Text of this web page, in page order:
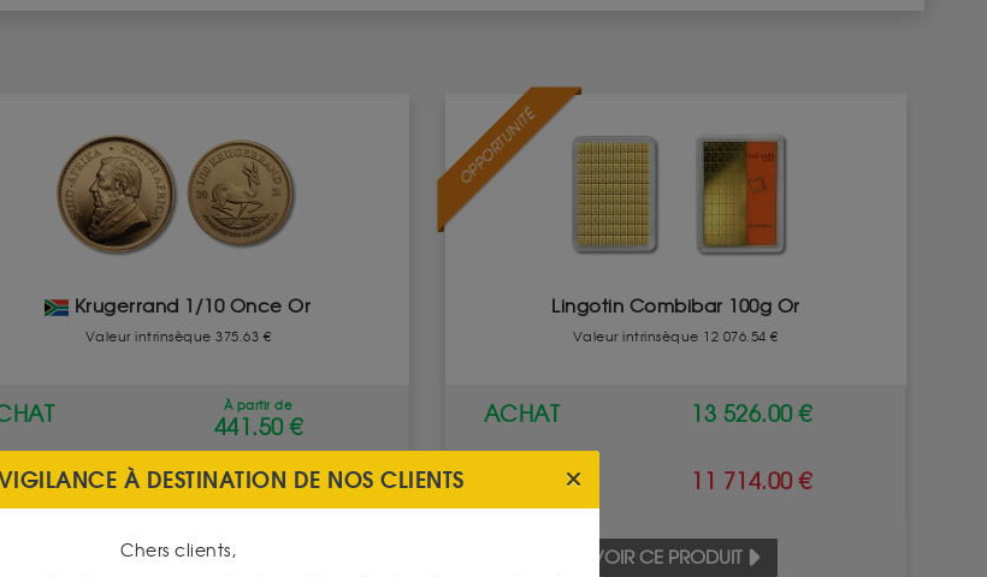
Krugerrand 1/10 Once Or
Valeur intrinsèque 375.63 €
À partir de
441.50 €
360.50 €
VOIR CE PRODUIT
OPPORTUNITÉ
Lingotin Combibar 100g Or
Valeur intrinsèque 12 076.54 €
ACHAT 13 526.00 €
11 714.00 €
VOIR CE PRODUIT
À DESTINATION DE NOS CLIENTS
Chers clients,